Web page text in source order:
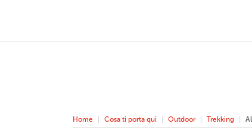
Home Cosa ti porta qui Outdoor Trekking